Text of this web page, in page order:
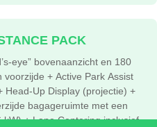
PACK
eye” bovenaanzicht en 180
+ Active Park Assist
Head-Up Display (projectie) +
bagageruimte met een
+ Lane Centering inclusief